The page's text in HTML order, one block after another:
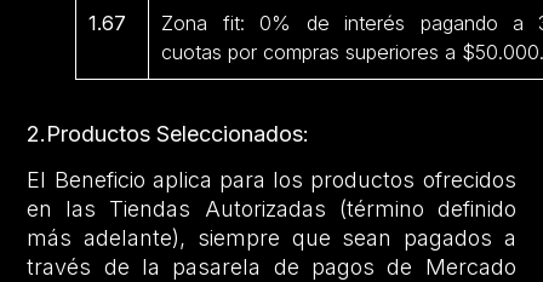
1.67
Zona fit: 0% de interés pagando a
cuotas por compras superiores a
2.Productos Seleccionados:
El Beneficio aplica para los productos ofrecidos
en las Tiendas Autorizadas (término definido
más adelante), siempre que sean pagados a
través de la pasarela de pagos de Mercado